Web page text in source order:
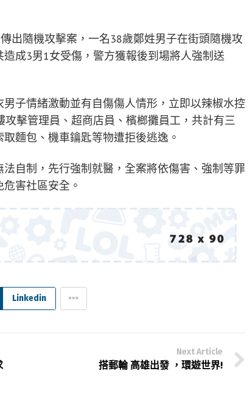
出隨機攻擊案，一名38歲鄭姓男子在街頭隨機攻
成3男1女受傷，警方獲報後到場將人強制送
子情緒激動並有自傷傷人情形，立即以辣椒水控
擊管理員、超商店員、檳榔攤員工，共計有三
麵包、機車鑰匙等物遭拒後逃逸。
自制，先行強制就醫，全案將依傷害、強制等罪
害社區安全。
Linkedin
Next Article
搭郵輪 高雄出發 ，環遊世界!